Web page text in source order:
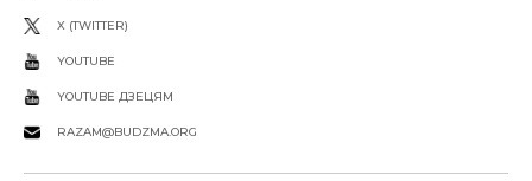
X (TWITTER)
YOUTUBE
YOUTUBE ДЗЕЦЯМ
RAZAM@BUDZMA.ORG